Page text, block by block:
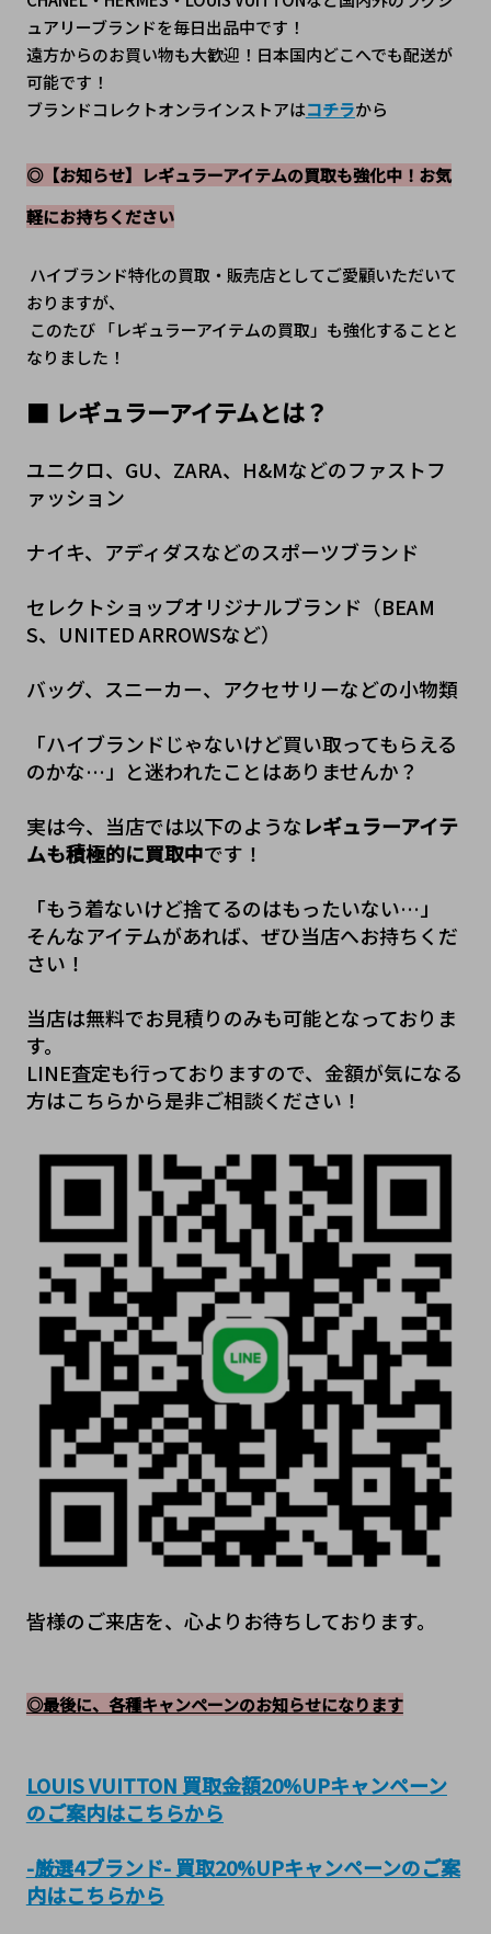
ュアリーブランドを毎日出品中です！
遠方からのお買い物も大歓迎！日本国内どこへでも配送が
可能です！
ブランドコレクトオンラインストアはコチラから
◎【お知らせ】レギュラーアイテムの買取も強化中！お気
軽にお持ちください
おりますが、
なりました！
■ レギュラーアイテムとは？
ユニクロ、GU、ZARA、H&Mなどのファストフ
ァッション
ナイキ、アディダスなどのスポーツブランド
セレクトショップオリジナルブランド（BEAM
S、UNITED ARROWSなど）
バッグ、スニーカー、アクセサリーなどの小物類
「ハイブランドじゃないけど買い取ってもらえる
のかな…」と迷われたことはありませんか？
実は今、当店では以下のような レギュラーアイテ
ムも積極的に買取中です！
「もう着ないけど捨てるのはもったいない…」
そんなアイテムがあれば、ぜひ当店へお持ちくだ
さい！
当店は無料でお見積りのみも可能となっておりま
す。
LINE査定も行っておりますので、金額が気になる
方はこちらから是非ご相談ください！
皆様のご来店を、心よりお待ちしております。
◎最後に、各種キャンペーンのお知らせになります
LOUIS VUITTON 買取金額20%UPキャンペーン
のご案内はこちらから
-厳選4ブランド- 買取20%UPキャンペーンのご案
内はこちらから